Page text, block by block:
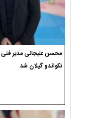
محسن علیجانی مدیر فنی
تکواندو گیلان شد